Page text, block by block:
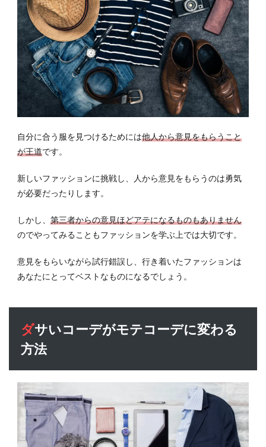
自分に合う服を見つけるためには他人から意見をもらうこと
が王道です。
新しいファッションに挑戦し、人から意見をもらうのは勇気
が必要だったりします。
しかし、 第三者からの意見ほどアテになるものもありません
のでやってみることもファッションを学ぶ上では大切です。
意見をもらいながら試行錯誤し、行き着いたファッションは
あなたにとってベストなものになるでしょう。
ダサいコーデがモテコーデに変わる
方法